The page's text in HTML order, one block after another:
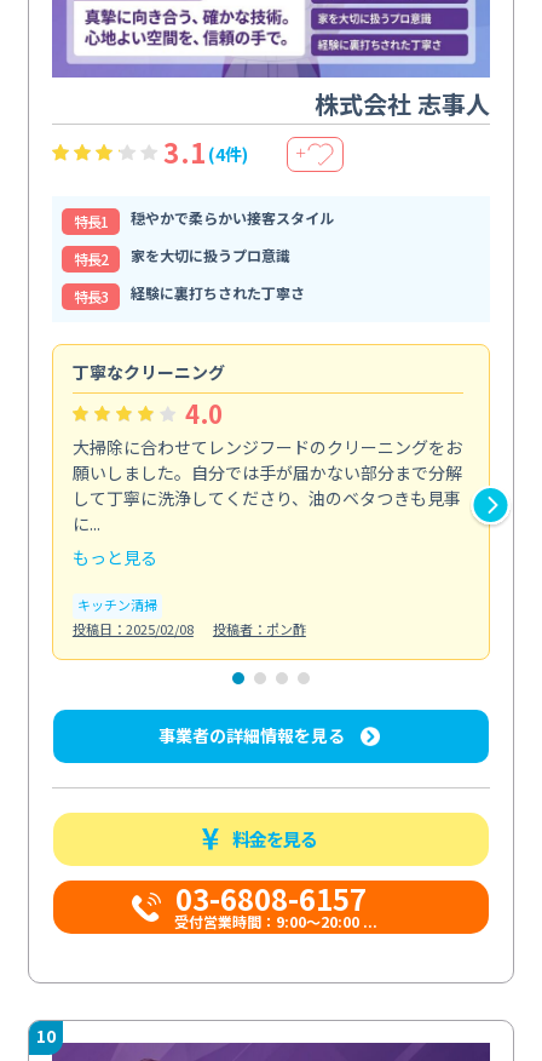
株式会社 志事人
3.1 (4件) ＋
特⻑1
穏やかで柔らかい接客スタイル
特⻑2
家を大切に扱うプロ意識
特⻑3
経験に裏打ちされた丁寧さ
丁寧なクリーニング
4.0
大掃除に合わせてレンジフードのクリーニングをお
願いしました。自分では手が届かない部分まで分解
して丁寧に洗浄してくださり、油のベタつきも見事
に...
もっと見る
キッチン清掃
投稿日：2025/02/08
投稿者：ポン酢
事業者の詳細情報を見る
料金を見る
03-6808-6157
受付営業時間：9:00〜20:00 ...
10